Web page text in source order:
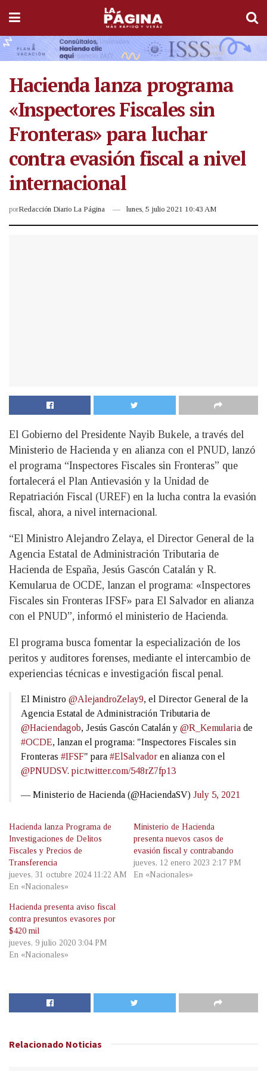
Hacienda lanza programa
«Inspectores Fiscales sin
Fronteras» para luchar
contra evasión fiscal a nivel
internacional
porRedacción Diario La Página lunes, 5 julio 2021 10:43 AM
El Gobierno del Presidente Nayib Bukele, a través del
Ministerio de Hacienda y en alianza con el PNUD, lanzó
el programa “Inspectores Fiscales sin Fronteras” que
fortalecerá el Plan Antievasión y la Unidad de
Repatriación Fiscal (UREF) en la lucha contra la evasión
fiscal, ahora, a nivel internacional.
“El Ministro Alejandro Zelaya, el Director General de la
Agencia Estatal de Administración Tributaria de
Hacienda de España, Jesús Gascón Catalán y R.
Kemularua de OCDE, lanzan el programa: «Inspectores
Fiscales sin Fronteras IFSF» para El Salvador en alianza
con el PNUD”, informó el ministerio de Hacienda.
El programa busca fomentar la especialización de los
peritos y auditores forenses, mediante el intercambio de
experiencias técnicas e investigación fiscal penal.
El Ministro @AlejandroZelay9, el Director General de la
Agencia Estatal de Administración Tributaria de
@Haciendagob, Jesús Gascón Catalán y @R_Kemularia de
#OCDE, lanzan el programa: "Inspectores Fiscales sin
Fronteras #IFSF" para #ElSalvador en alianza con el
@PNUDSV. pic.twitter.com/548rZ7fp13
— Ministerio de Hacienda (@HaciendaSV) July 5, 2021
Hacienda lanza Programa de
Investigaciones de Delitos
Fiscales y Precios de
Transferencia
jueves, 31 octubre 2024 11:22 AM
En «Nacionales»
Ministerio de Hacienda
presenta nuevos casos de
evasión fiscal y contrabando
jueves, 12 enero 2023 2:17 PM
En «Nacionales»
Hacienda presenta aviso fiscal
contra presuntos evasores por
$420 mil
jueves, 9 julio 2020 3:04 PM
En «Nacionales»
Relacionado Noticias